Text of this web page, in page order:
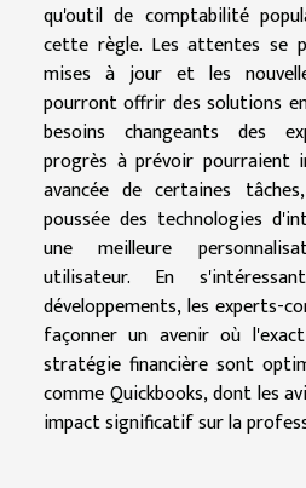
qu'outil de comptabilité
cette règle. Les attentes se
mises à jour et les
pourront offrir des solutions
besoins changeants des
progrès à prévoir pourraient
avancée de certaines
poussée des technologies
une meilleure
utilisateur. En
développements, les experts-
façonner un avenir où
stratégie financière sont
comme Quickbooks, dont les
impact significatif sur la